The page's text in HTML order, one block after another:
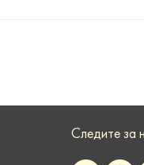
Следите за